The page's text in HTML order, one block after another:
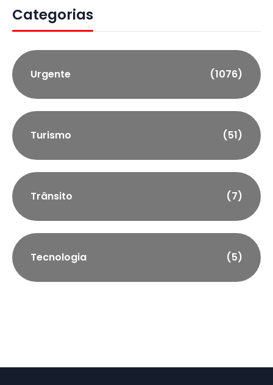
Categorias
Urgente (1076)
Turismo (51)
Trânsito (7)
Tecnologia (5)